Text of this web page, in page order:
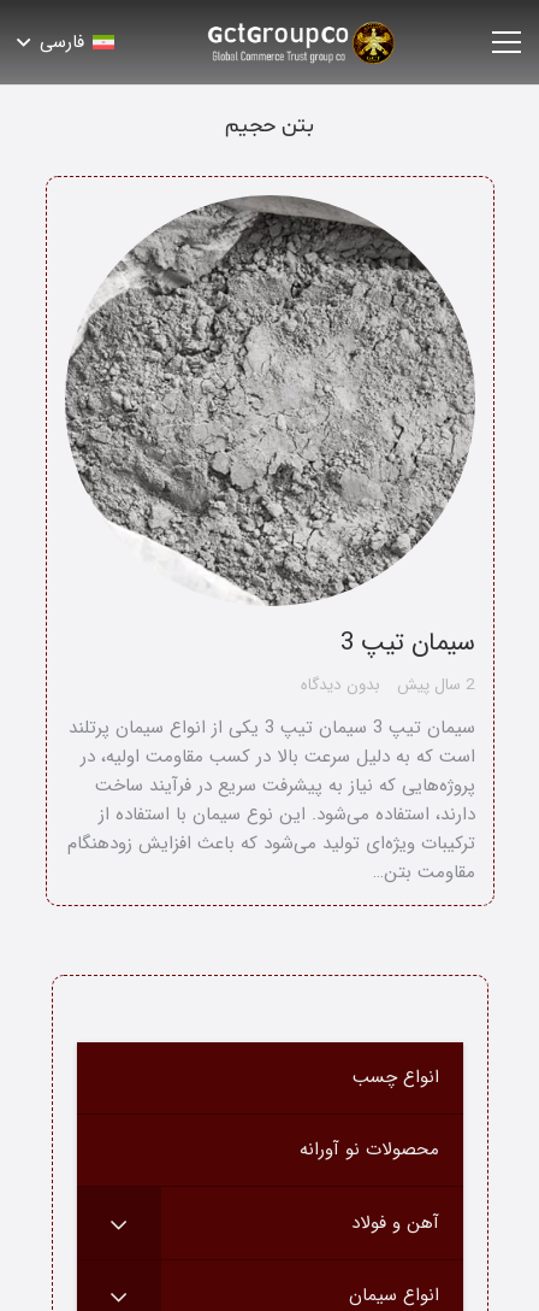
خانه
درباره ما
ارتباط با ما
دسته محصولات
بلاگ
فارسی
بتن حجیم
سیمان تیپ 3
2 سال پیش بدون دیدگاه
سیمان تیپ 3 سیمان تیپ 3 یکی از انواع سیمان پرتلند
است که به دلیل سرعت بالا در کسب مقاومت اولیه، در
پروژه‌هایی که نیاز به پیشرفت سریع در فرآیند ساخت
دارند، استفاده می‌شود. این نوع سیمان با استفاده از
ترکیبات ویژه‌ای تولید می‌شود که باعث افزایش زودهنگام
مقاومت بتن…
انواع چسب
محصولات نو آورانه
آهن و فولاد
انواع سیمان